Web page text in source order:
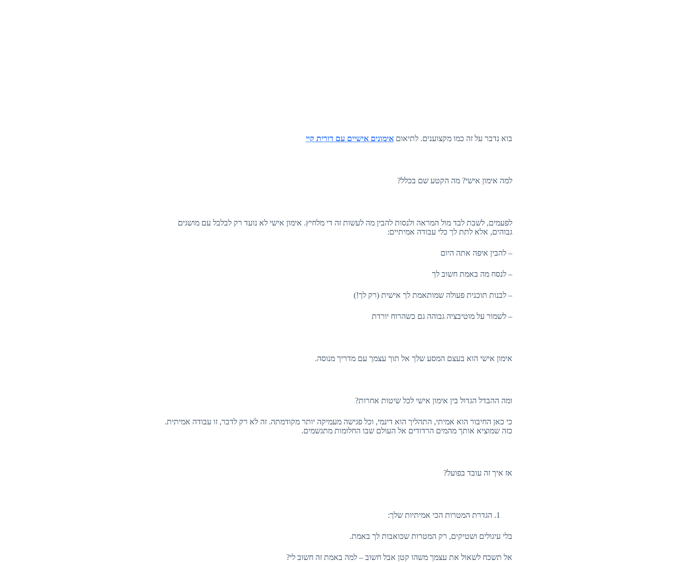
בוא נדבר על זה כמו מקצוענים. לתיאום אימונים אישיים עם דורית קיי
למה אימון אישי? מה הקטע שם בכלל?
לפעמים, לשבת לבד מול המראה ולנסות להבין מה לעשות זה די מלחיץ. אימון אישי לא נועד רק לבלבל עם מושגים
גבוהים, אלא לתת לך כלי עבודה אמיתיים:
– להבין איפה אתה היום
– לנסח מה באמת חשוב לך
– לבנות תוכנית פעולה שמותאמת לך אישית (רק לך!)
– לשמור על מוטיבציה גבוהה גם כשהרוח יורדת
אימון אישי הוא בעצם המסע שלך אל תוך עצמך עם מדריך מנוסה.
ומה ההבדל הגדול בין אימון אישי לכל שיטות אחרות?
כי כאן החיבור הוא אמיתי, התהליך הוא דינמי, וכל פגישה מעמיקה יותר מקודמתה. זה לא רק לדבר, זו עבודה אמיתית.
כזה שמוציא אותך מהמים הרדודים אל העולם שבו החלומות מתגשמים.
אז איך זה עובד בפועל?
הגדרת המטרות הכי אמיתיות שלך:
בלי עיגולים ושטיקים, רק המטרות שכואבות לך באמת.
אל תשכח לשאול את עצמך משהו קטן אבל חשוב – למה באמת זה חשוב לי?